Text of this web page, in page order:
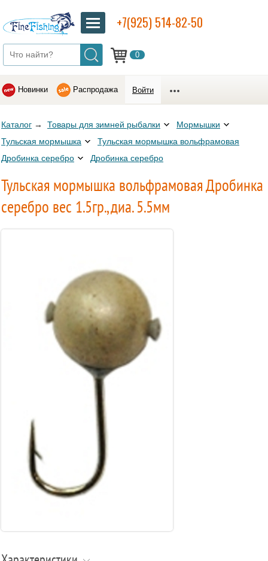
0
+7(925) 514-82-50
Новинки Распродажа Войти
Каталог → Товары для зимней рыбалки
Мормышки
Тульская мормышка
Тульская мормышка вольфрамовая
Дробинка серебро
Дробинка серебро
Тульская мормышка вольфрамовая Дробинка
серебро вес 1.5гр., диа. 5.5мм